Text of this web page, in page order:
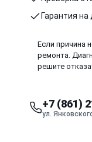
Гарантия на
Если причина
ремонта.
решите
+7 (861)
ул.